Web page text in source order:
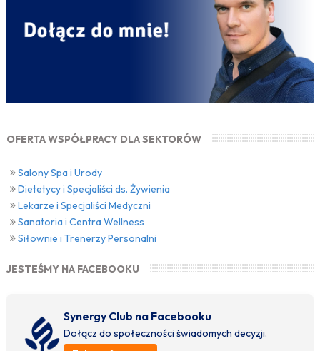
OFERTA WSPÓŁPRACY DLA SEKTORÓW
Salony Spa i Urody
Dietetycy i Specjaliści ds. Żywienia
Lekarze i Specjaliści Medyczni
Sanatoria i Centra Wellness
Siłownie i Trenerzy Personalni
JESTEŚMY NA FACEBOOKU
Synergy Club na Facebooku
Dołącz do społeczności świadomych decyzji.